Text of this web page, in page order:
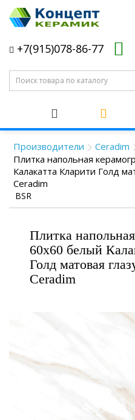
+7(915)078-86-77
Производители Ceradim
Плитка напольная
Калакатта Кларити Голд
Ceradim
BSR
Плитка
60x60 белый
Голд матовая
Ceradim